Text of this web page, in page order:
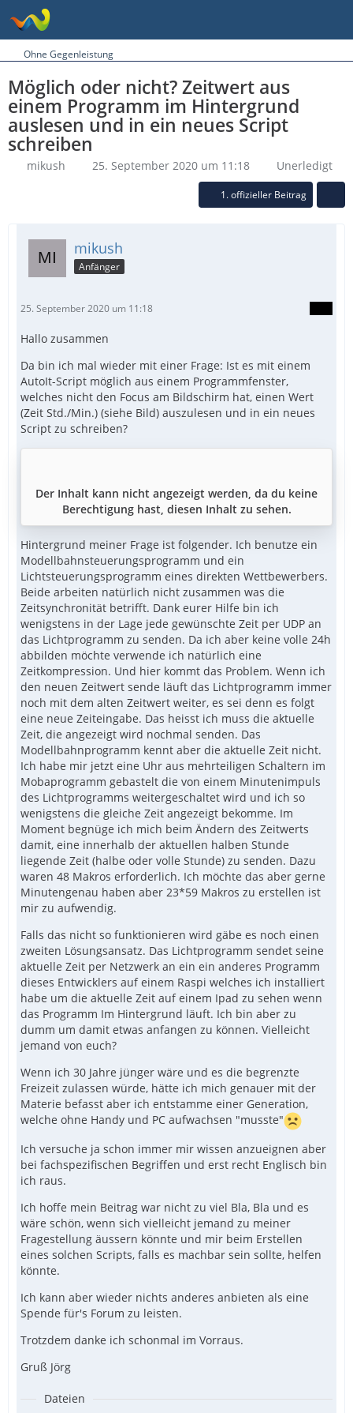
Ohne Gegenleistung
Möglich oder nicht? Zeitwert aus
einem Programm im Hintergrund
auslesen und in ein neues Script
schreiben
mikush 25. September 2020 um 11:18 Unerledigt
1. offizieller Beitrag
mikush
Anfänger
25. September 2020 um 11:18
Hallo zusammen
Da bin ich mal wieder mit einer Frage: Ist es mit einem
AutoIt-Script möglich aus einem Programmfenster,
welches nicht den Focus am Bildschirm hat, einen Wert
(Zeit Std./Min.) (siehe Bild) auszulesen und in ein neues
Script zu schreiben?
Der Inhalt kann nicht angezeigt werden, da du keine
Berechtigung hast, diesen Inhalt zu sehen.
Hintergrund meiner Frage ist folgender. Ich benutze ein
Modellbahnsteuerungsprogramm und ein
Lichtsteuerungsprogramm eines direkten Wettbewerbers.
Beide arbeiten natürlich nicht zusammen was die
Zeitsynchronität betrifft. Dank eurer Hilfe bin ich
wenigstens in der Lage jede gewünschte Zeit per UDP an
das Lichtprogramm zu senden. Da ich aber keine volle 24h
abbilden möchte verwende ich natürlich eine
Zeitkompression. Und hier kommt das Problem. Wenn ich
den neuen Zeitwert sende läuft das Lichtprogramm immer
noch mit dem alten Zeitwert weiter, es sei denn es folgt
eine neue Zeiteingabe. Das heisst ich muss die aktuelle
Zeit, die angezeigt wird nochmal senden. Das
Modellbahnprogramm kennt aber die aktuelle Zeit nicht.
Ich habe mir jetzt eine Uhr aus mehrteiligen Schaltern im
Mobaprogramm gebastelt die von einem Minutenimpuls
des Lichtprogramms weitergeschaltet wird und ich so
wenigstens die gleiche Zeit angezeigt bekomme. Im
Moment begnüge ich mich beim Ändern des Zeitwerts
damit, eine innerhalb der aktuellen halben Stunde
liegende Zeit (halbe oder volle Stunde) zu senden. Dazu
waren 48 Makros erforderlich. Ich möchte das aber gerne
Minutengenau haben aber 23*59 Makros zu erstellen ist
mir zu aufwendig.
Falls das nicht so funktionieren wird gäbe es noch einen
zweiten Lösungsansatz. Das Lichtprogramm sendet seine
aktuelle Zeit per Netzwerk an ein ein anderes Programm
dieses Entwicklers auf einem Raspi welches ich installiert
habe um die aktuelle Zeit auf einem Ipad zu sehen wenn
das Programm Im Hintergrund läuft. Ich bin aber zu
dumm um damit etwas anfangen zu können. Vielleicht
jemand von euch?
Wenn ich 30 Jahre jünger wäre und es die begrenzte
Freizeit zulassen würde, hätte ich mich genauer mit der
Materie befasst aber ich entstamme einer Generation,
welche ohne Handy und PC aufwachsen "musste"
Ich versuche ja schon immer mir wissen anzueignen aber
bei fachspezifischen Begriffen und erst recht Englisch bin
ich raus.
Ich hoffe mein Beitrag war nicht zu viel Bla, Bla und es
wäre schön, wenn sich vielleicht jemand zu meiner
Fragestellung äussern könnte und mir beim Erstellen
eines solchen Scripts, falls es machbar sein sollte, helfen
könnte.
Ich kann aber wieder nichts anderes anbieten als eine
Spende für's Forum zu leisten.
Trotzdem danke ich schonmal im Vorraus.
Gruß Jörg
Dateien